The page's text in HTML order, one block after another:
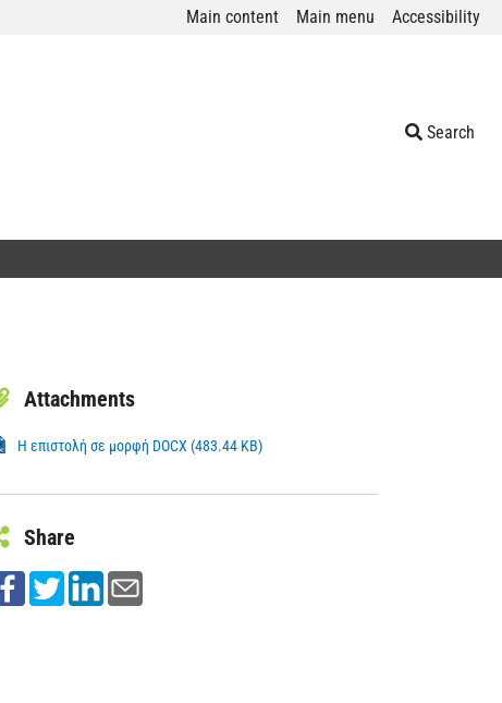
Main content Main menu Accessibility
Search
Attachments
Η επιστολή σε μορφή DOCX (483.44 KB)
Share